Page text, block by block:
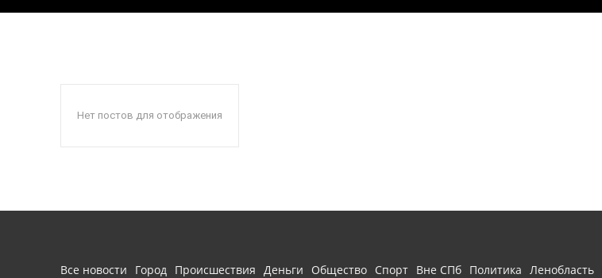
Нет постов для отображения
Все новости Город Происшествия Деньги Общество Спорт Вне СПб Политика Ленобласть